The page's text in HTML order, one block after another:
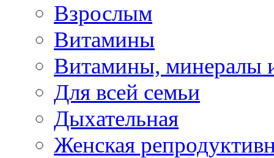
Взрослым
Витамины
Витамины, минералы
Для всей семьи
Дыхательная
Женская